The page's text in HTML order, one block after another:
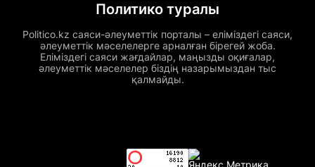
Политико туралы
Politico.kz саяси-әлеуметтік порталы – еліміздегі саяси,
әлеуметтік мәселелерге арналған бірегей жоба.
Еліміздегі саяси жағдайлар, маңызды оқиғалар,
әлеуметтік мәселелер біздің назарымыздан тыс
қалмайды.